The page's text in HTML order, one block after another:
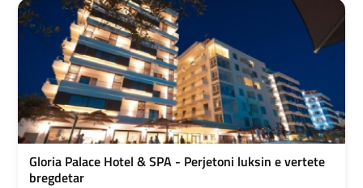
Gloria Palace Hotel & SPA - Perjetoni luksin e vertete
bregdetar